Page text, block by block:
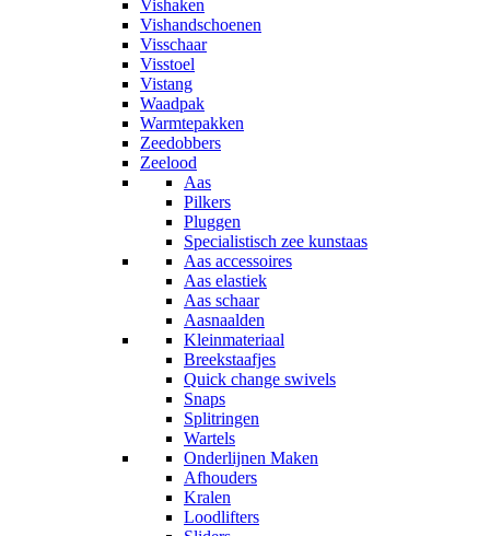
Vishaken
Vishandschoenen
Visschaar
Visstoel
Vistang
Waadpak
Warmtepakken
Zeedobbers
Zeelood
Aas
Pilkers
Pluggen
Specialistisch zee kunstaas
Aas accessoires
Aas elastiek
Aas schaar
Aasnaalden
Kleinmateriaal
Breekstaafjes
Quick change swivels
Snaps
Splitringen
Wartels
Onderlijnen Maken
Afhouders
Kralen
Loodlifters